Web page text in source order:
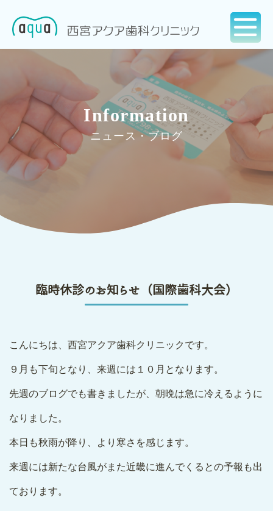
Information
ニュース・ブログ
臨時休診のお知らせ（国際歯科大会）
こんにちは、西宮アクア歯科クリニックです。
９月も下旬となり、来週には１０月となります。
先週のブログでも書きましたが、朝晩は急に冷えるように
なりました。
本日も秋雨が降り、より寒さを感じます。
来週には新たな台風がまた近畿に進んでくるとの予報も出
ております。